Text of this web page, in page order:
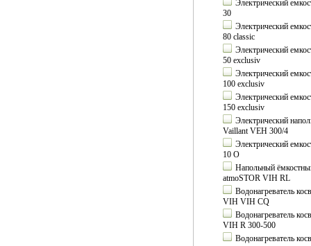
Электрический
30
Электрический
80 classic
Электрический
50 exclusiv
Электрический
100 exclusiv
Электрический
150 exclusiv
Электрический
Vaillant VEH 300/4
Электрический
10 O
Напольный
atmoSTOR VIH RL
Водонагреватель
VIH VIH CQ
Водонагреватель
VIH R 300-500
Водонагреватель